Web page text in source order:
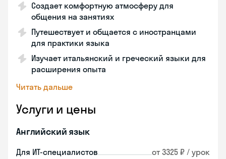
Создает комфортную атмосферу для
общения на занятиях
Путешествует и общается с иностранцами
для практики языка
Изучает итальянский и греческий языки для
расширения опыта
Читать дальше
Услуги и цены
Английский язык
Для ИТ-специалистов от 3325 ₽ / урок